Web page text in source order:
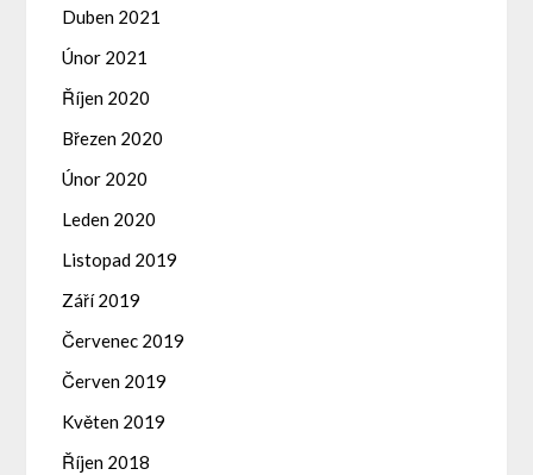
Duben 2021
Únor 2021
Říjen 2020
Březen 2020
Únor 2020
Leden 2020
Listopad 2019
Září 2019
Červenec 2019
Červen 2019
Květen 2019
Říjen 2018